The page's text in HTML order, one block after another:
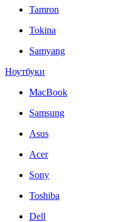
Tamron
Tokina
Samyang
Ноутбуки
MacBook
Samsung
Asus
Acer
Sony
Toshiba
Dell